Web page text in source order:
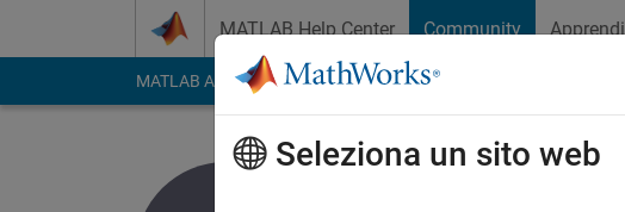
MATLAB Help Center Community
MATLAB Answers File Exchange Cody
Seleziona un sito web